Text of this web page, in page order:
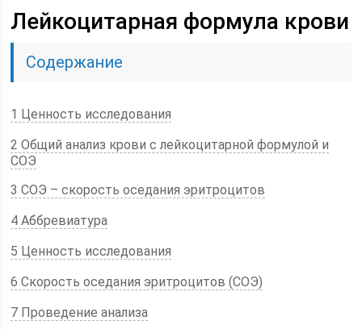
Лейкоцитарная формула крови
Содержание
1 Ценность исследования
2 Общий анализ крови с лейкоцитарной формулой и
СОЭ
3 CОЭ – скорость оседания эритроцитов
4 Аббревиатура
5 Ценность исследования
6 Скорость оседания эритроцитов (СОЭ)
7 Проведение анализа